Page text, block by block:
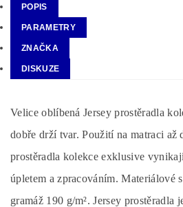
POPIS
PARAMETRY
ZNAČKA
DISKUZE
Velice oblíbená Jersey prostěradla
dobře drží tvar. Použití na matraci až
prostěradla kolekce exklusive
úpletem a zpracováním. Materiálové
gramáž 190 g/m². Jersey prostěradla